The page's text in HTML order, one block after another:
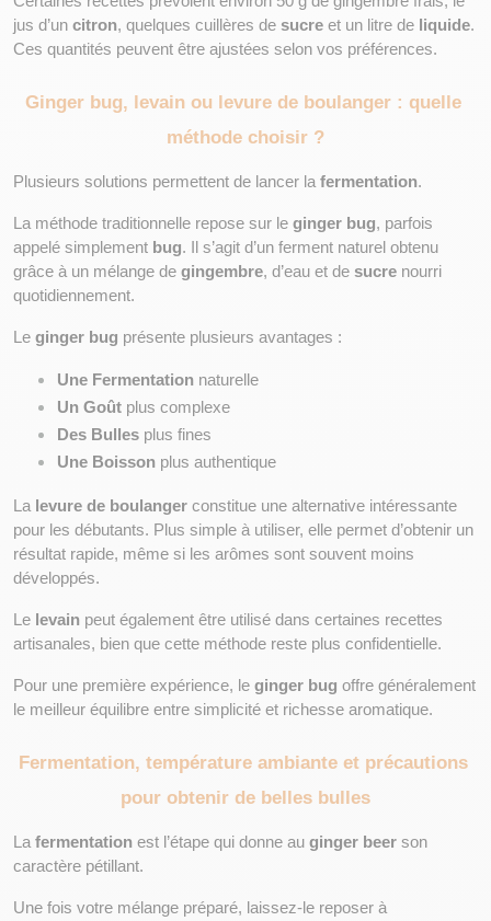
jus d’un citron, quelques cuillères de sucre et un litre de liquide.
Ces quantités peuvent être ajustées selon vos préférences.
Ginger bug, levain ou levure de boulanger : quelle
méthode choisir ?
Plusieurs solutions permettent de lancer la fermentation.
La méthode traditionnelle repose sur le ginger bug, parfois
appelé simplement bug. Il s’agit d’un ferment naturel obtenu
grâce à un mélange de gingembre, d’eau et de sucre nourri
quotidiennement.
Le ginger bug présente plusieurs avantages :
Une Fermentation naturelle
Un Goût plus complexe
Des Bulles plus fines
Une Boisson plus authentique
La levure de boulanger constitue une alternative intéressante
pour les débutants. Plus simple à utiliser, elle permet d’obtenir un
résultat rapide, même si les arômes sont souvent moins
développés.
Le levain peut également être utilisé dans certaines recettes
artisanales, bien que cette méthode reste plus confidentielle.
Pour une première expérience, le ginger bug offre généralement
le meilleur équilibre entre simplicité et richesse aromatique.
Fermentation, température ambiante et précautions
pour obtenir de belles bulles
La fermentation est l’étape qui donne au ginger beer son
caractère pétillant.